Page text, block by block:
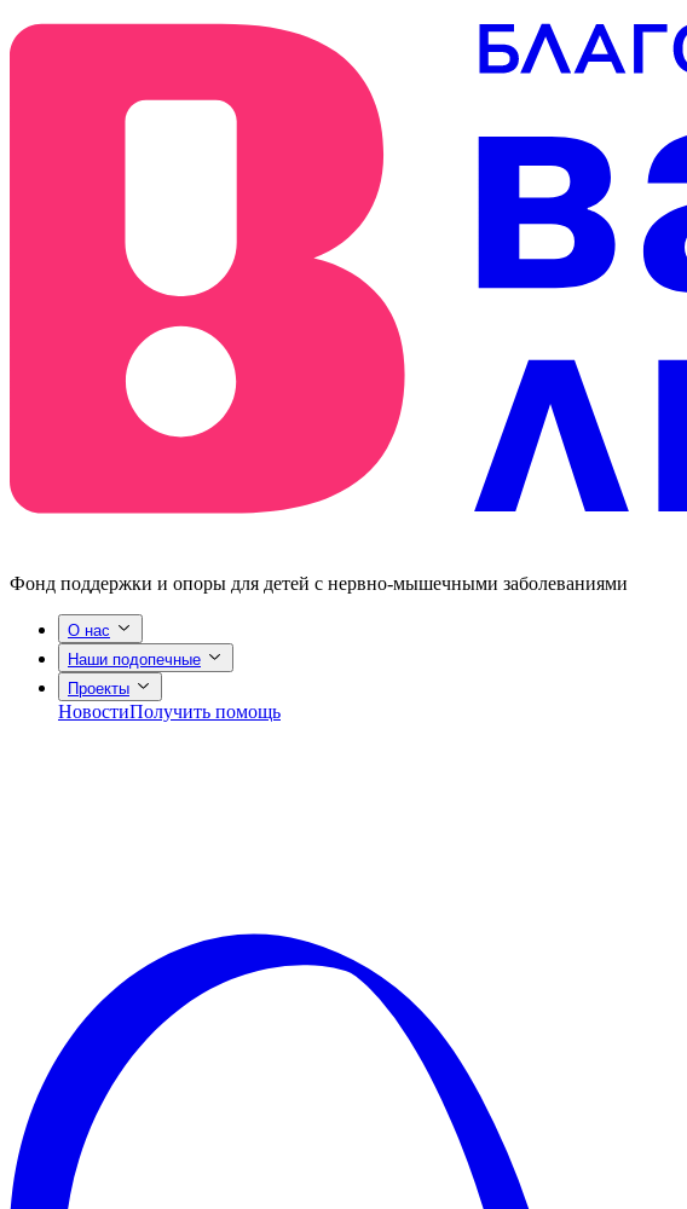
Фонд поддержки и опоры для детей с нервно-мышечными заболеваниями
О нас
Наши подопечные
Проекты
НовостиПолучить помощь